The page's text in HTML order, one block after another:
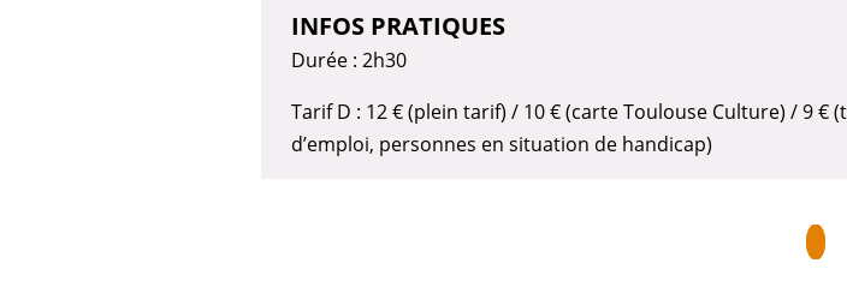
INFOS PRATIQUES
Durée : 2h30
Tarif D : 12 € (plein tarif) / 10 € (carte Toulouse Culture) / 9
d’emploi, personnes en situation de handicap)